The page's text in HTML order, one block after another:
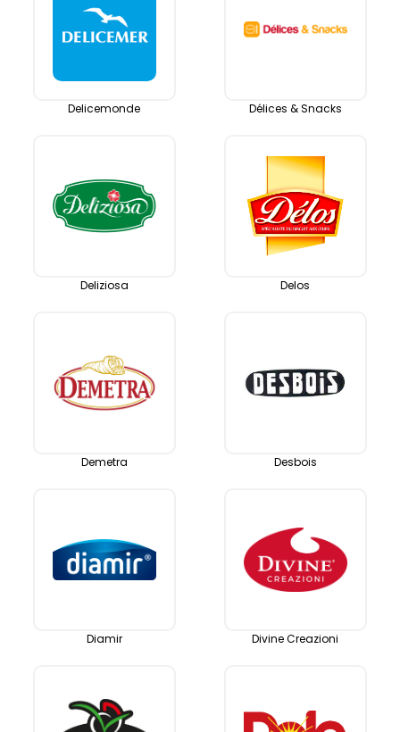
Delicemonde Délices & Snacks
Deliziosa Delos
Demetra Desbois
Diamir Divine Creazioni